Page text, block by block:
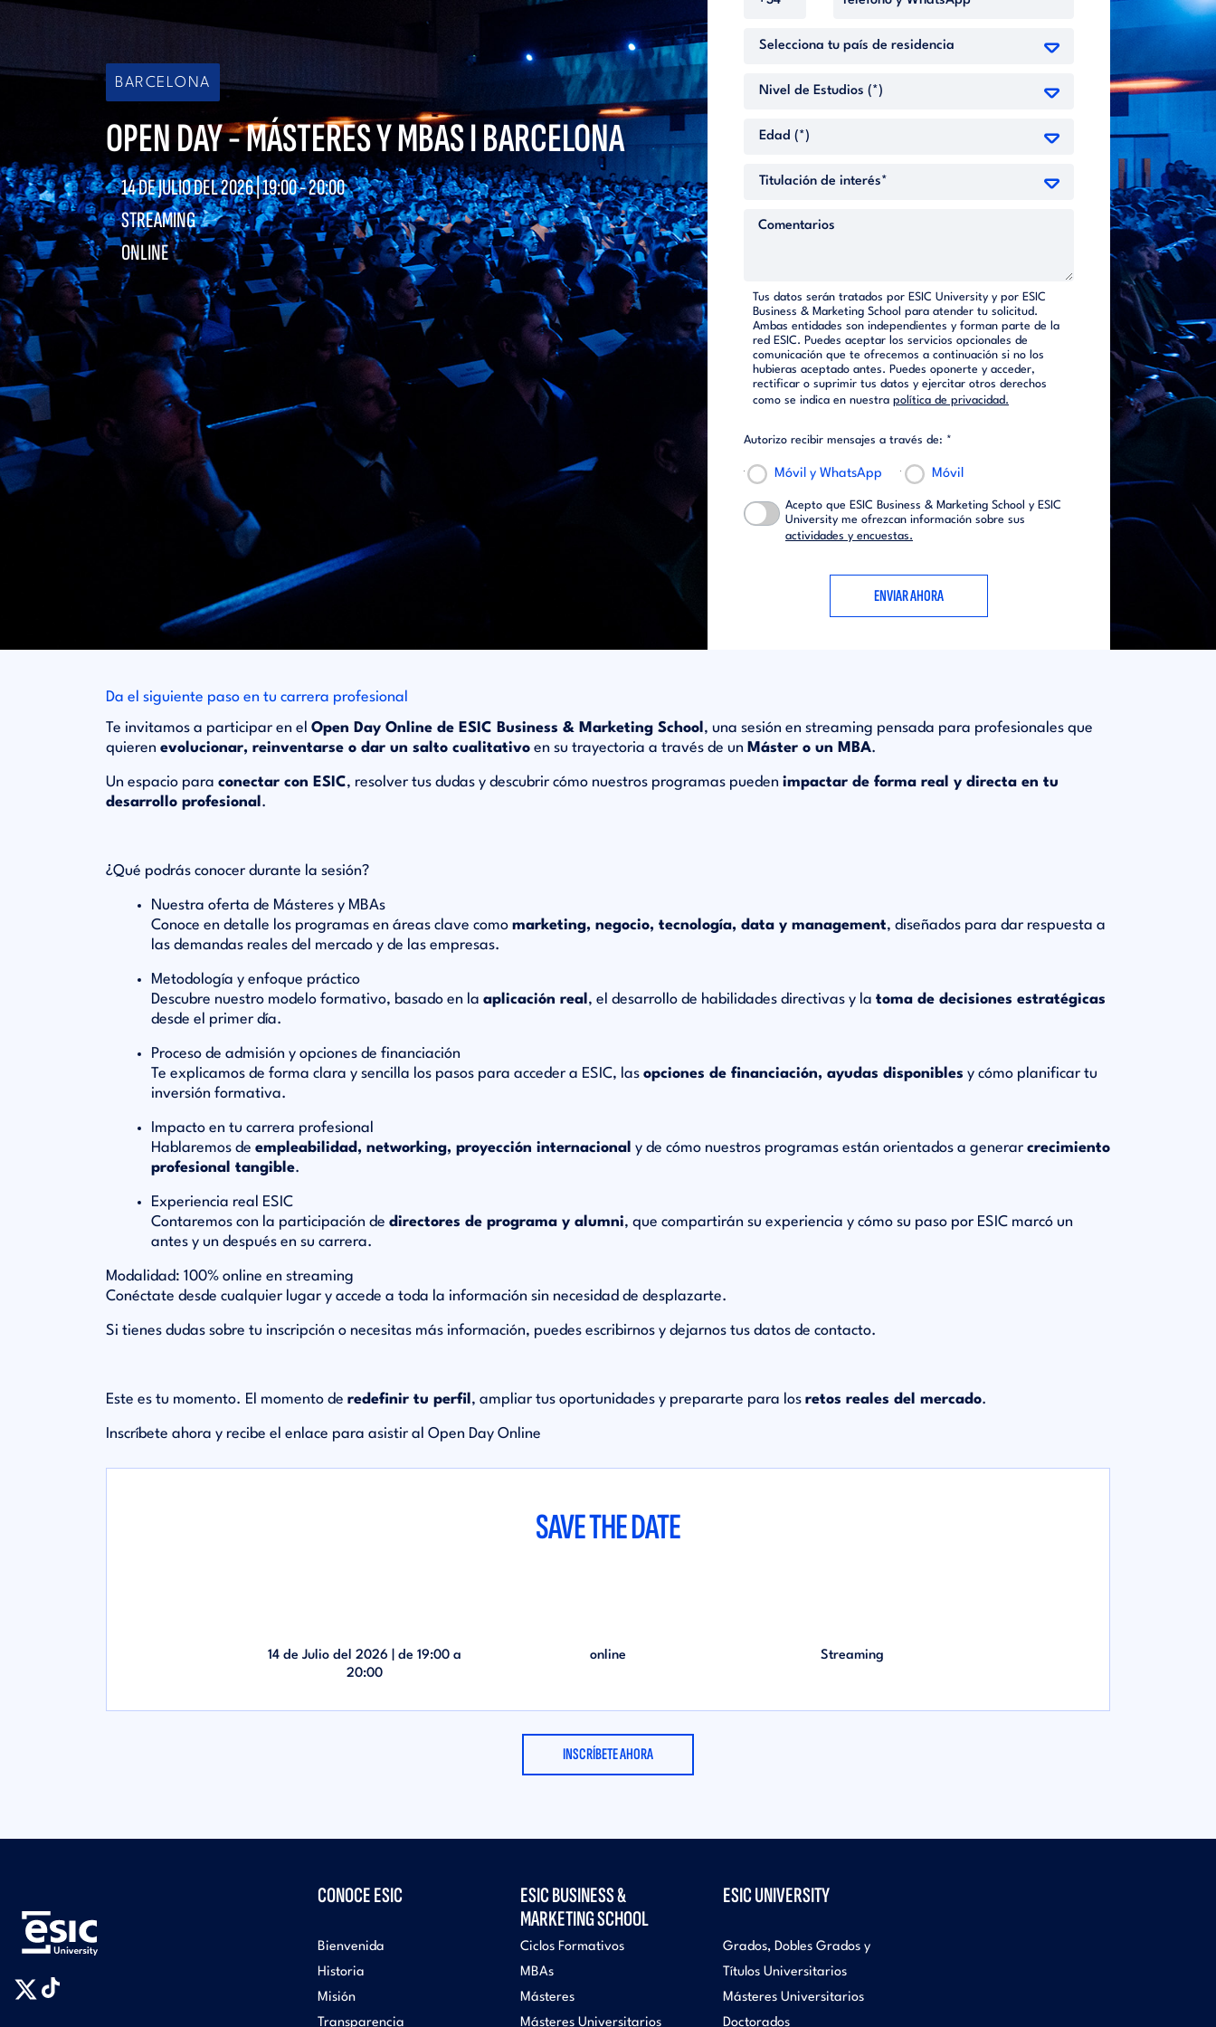
BARCELONA
OPEN DAY - MÁSTERES Y MBAS I BARCELONA
14 DE JULIO DEL 2026 |19:00-20:00
STREAMING
ONLINE
Tus datos serán tratados por ESIC University y por ESIC
Business & Marketing School para atender tu solicitud.
Ambas entidades son independientes y forman parte de la
red ESIC. Puedes aceptar los servicios opcionales de
comunicación que te ofrecemos a continuación si no los
hubieras aceptado antes. Puedes oponerte y acceder,
rectificar o suprimir tus datos y ejercitar otros derechos
como se indica en nuestra política de privacidad.
Autorizo recibir mensajes a través de: *
Móvil y WhatsApp Móvil
Acepto que ESIC Business & Marketing School y ESIC
University me ofrezcan información sobre sus
actividades y encuestas.
Da el siguiente paso en tu carrera profesional
Te invitamos a participar en el Open Day Online de ESIC Business & Marketing School , una sesión en streaming pensada para profesionales que
quieren evolucionar, reinventarse o dar un salto cualitativo en su trayectoria a través de un Máster o un MBA.
Un espacio para conectar con ESIC, resolver tus dudas y descubrir cómo nuestros programas pueden impactar de forma real y directa en tu
desarrollo profesional .
¿Qué podrás conocer durante la sesión?
Nuestra oferta de Másteres y MBAs
Conoce en detalle los programas en áreas clave como marketing, negocio, tecnología, data y management, diseñados para dar respuesta a
las demandas reales del mercado y de las empresas.
Metodología y enfoque práctico
Descubre nuestro modelo formativo, basado en la aplicación real , el desarrollo de habilidades directivas y la toma de decisiones estratégicas
desde el primer día.
Proceso de admisión y opciones de financiación
Te explicamos de forma clara y sencilla los pasos para acceder a ESIC, las opciones de financiación, ayudas disponibles y cómo planificar tu
inversión formativa.
Impacto en tu carrera profesional
Hablaremos de empleabilidad, networking, proyección internacional y de cómo nuestros programas están orientados a generar crecimiento
profesional tangible.
Experiencia real ESIC
Contaremos con la participación de directores de programa y alumni, que compartirán su experiencia y cómo su paso por ESIC marcó un
antes y un después en su carrera.
Modalidad: 100% online en streaming
Conéctate desde cualquier lugar y accede a toda la información sin necesidad de desplazarte.
Si tienes dudas sobre tu inscripción o necesitas más información, puedes escribirnos y dejarnos tus datos de contacto.
Este es tu momento. El momento de redefinir tu perfil , ampliar tus oportunidades y prepararte para los retos reales del mercado.
Inscríbete ahora y recibe el enlace para asistir al Open Day Online
SAVE THE DATE
14 de Julio del 2026 | de 19:00a
20:00
online Streaming
INSCRÍBETE AHORA
CONOCE ESIC
Bienvenida
Historia
Misión
Transparencia
ESIC BUSINESS &
MARKETING SCHOOL
Ciclos Formativos
MBAs
Másteres
Másteres Universitarios
ESIC UNIVERSITY
Grados, Dobles Grados y
Títulos Universitarios
Másteres Universitarios
Doctorados